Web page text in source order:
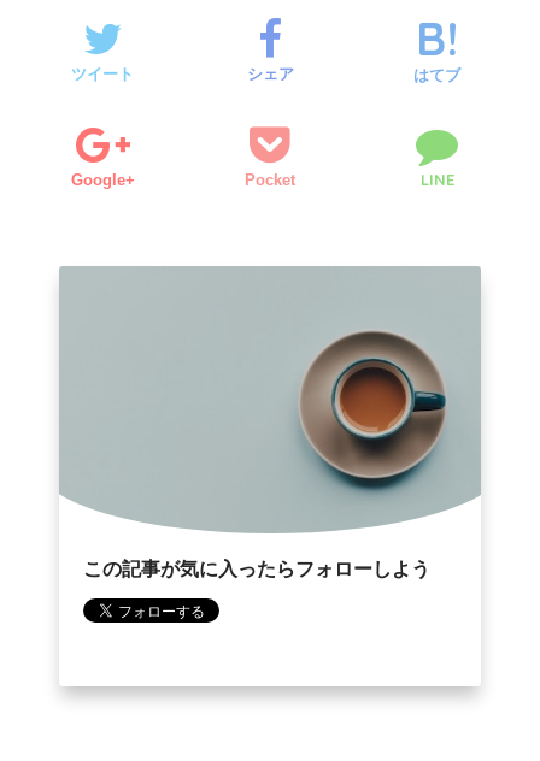
ツイート シェア はてブ
Google+ Pocket LINE
この記事が気に入ったらフォローしよう